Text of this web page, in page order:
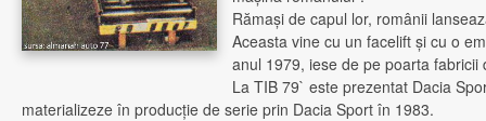
Rămaşi de capul lor, românii
Aceasta vine cu un facelift şi cu o
anul 1979, iese de pe poarta
La TIB 79` este prezentat Dacia
materializeze în producţie de serie prin Dacia Sport în 1983.